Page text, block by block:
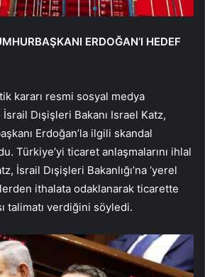
ERDOĞAN’I HEDEF
kararı resmi sosyal medya
Dışişleri Bakanı Israel Katz,
Erdoğan’la ilgili skandal
Türkiye’yi ticaret anlaşmalarını ihlal
İsrail Dışişleri Bakanlığı’na ‘yerel
ithalata odaklanarak ticarette
talimatı verdiğini söyledi.